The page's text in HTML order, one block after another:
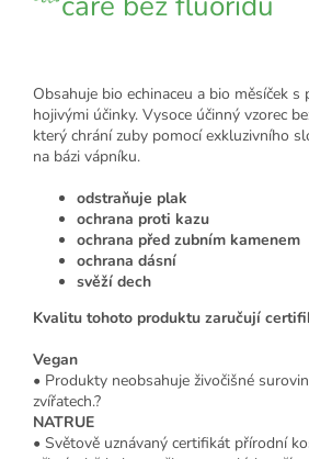
Obsahuje bio echinaceu a bio měsíček
hojivými účinky. Vysoce účinný vzorec
který chrání zuby pomocí exkluzivního
na bázi vápníku.
odstraňuje plak
ochrana proti kazu
ochrana před zubním kamenem
ochrana dásní
svěží dech
Kvalitu tohoto produktu zaručují
Vegan
• Produkty neobsahuje živočišné
zvířatech.?
NATRUE
• Světově uznávaný certifikát přírodní